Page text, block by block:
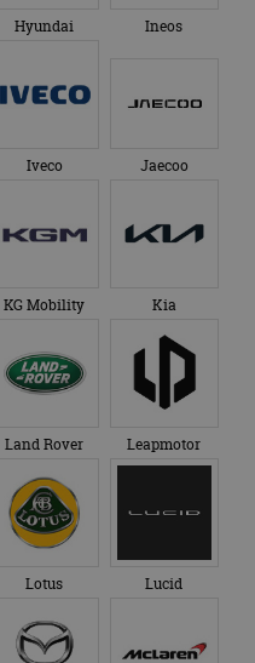
Hyundai Ineos
Iveco Jaecoo
KG Mobility Kia
Land Rover Leapmotor
Lotus Lucid